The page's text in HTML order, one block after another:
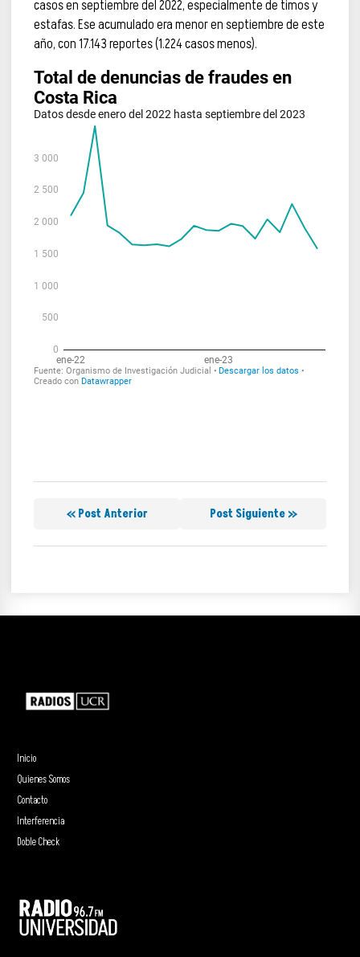
casos en septiembre del 2022, especialmente de timos y
estafas. Ese acumulado era menor en septiembre de este
año, con 17.143 reportes (1.224 casos menos).
« Post Anterior Post Siguiente »
Inicio
Quienes Somos
Contacto
Interferencia
Doble Check